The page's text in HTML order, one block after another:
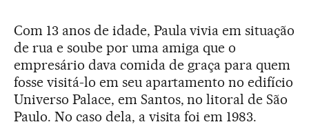
Com 13 anos de idade, Paula vivia em situação
de rua e soube por uma amiga que o
empresário dava comida de graça para quem
fosse visitá-lo em seu apartamento no edifício
Universo Palace, em Santos, no litoral de São
Paulo. No caso dela, a visita foi em 1983.